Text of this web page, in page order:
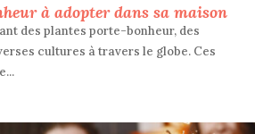
à adopter dans sa maison
des plantes porte-bonheur, des
cultures à travers le globe. Ces